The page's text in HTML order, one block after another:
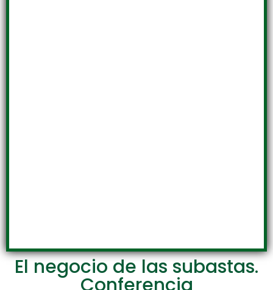
El negocio de las subastas.